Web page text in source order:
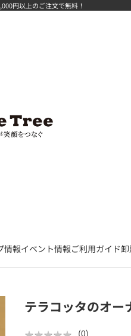
円以上のご注文で無料！
式オンラインショップ
情報イベント情報ご利用ガイド
テラコッタのオ
(0)